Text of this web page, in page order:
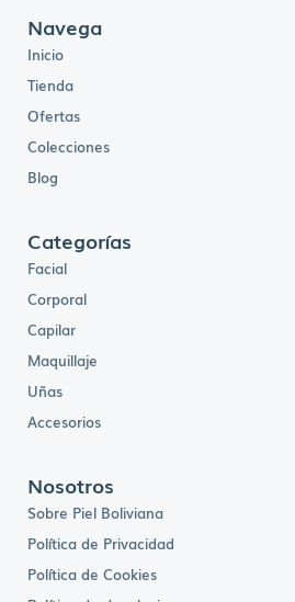
Navega
Inicio
Tienda
Ofertas
Colecciones
Blog
Categorías
Facial
Corporal
Capilar
Maquillaje
Uñas
Accesorios
Nosotros
Sobre Piel Boliviana
Política de Privacidad
Política de Cookies